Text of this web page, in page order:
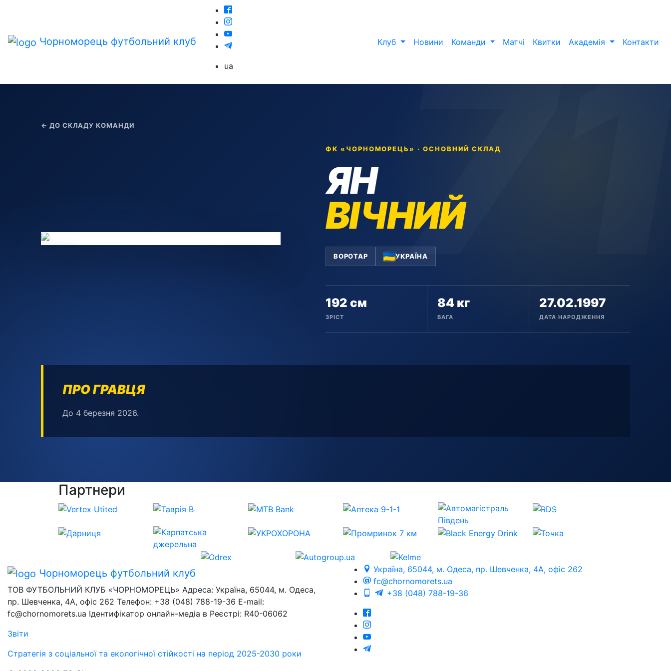
Чорноморець футбольний клуб
ua
Клуб Новини Команди Матчі Квитки Академія Контакти
← ДО СКЛАДУ КОМАНДИ
ФК «ЧОРНОМОРЕЦЬ» · ОСНОВНИЙ СКЛАД
ЯН
ВІЧНИЙ
ВОРОТАР УКРАЇНА
192 см
ЗРІСТ
84 кг
ВАГА
27.02.1997
ДАТА НАРОДЖЕННЯ
ПРО ГРАВЦЯ
До 4 березня 2026.
Партнери
Чорноморець футбольний клуб
ТОВ ФУТБОЛЬНИЙ КЛУБ «ЧОРНОМОРЕЦЬ» Адреса: Україна, 65044, м. Одеса,
пр. Шевченка, 4А, офіс 262 Телефон: +38 (048) 788-19-36 E-mail:
fc@chornomorets.ua Ідентифікатор онлайн-медіа в Реєстрі: R40-06062
Звіти
Стратегія з соціальної та екологічної стійкості на період 2025-2030 роки
Україна, 65044, м. Одеса, пр. Шевченка, 4А, офіс 262
fc@chornomorets.ua
+38 (048) 788-19-36